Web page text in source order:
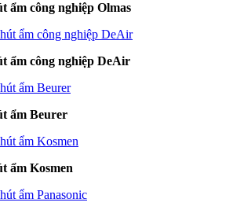
ẩm công nghiệp Olmas
ẩm công nghiệp DeAir
ẩm Beurer
ẩm Kosmen